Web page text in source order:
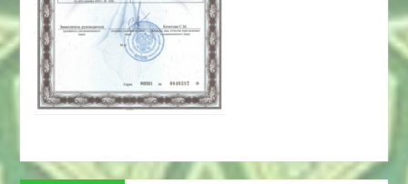
Навигация